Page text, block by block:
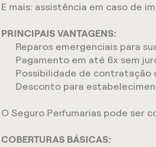
E mais: assistência em caso de
PRINCIPAIS VANTAGENS:
Reparos emergenciais para
Pagamento em até 6x sem
Possibilidade de contratação
Desconto para
O Seguro Perfumarias pode ser
COBERTURAS BÁSICAS: